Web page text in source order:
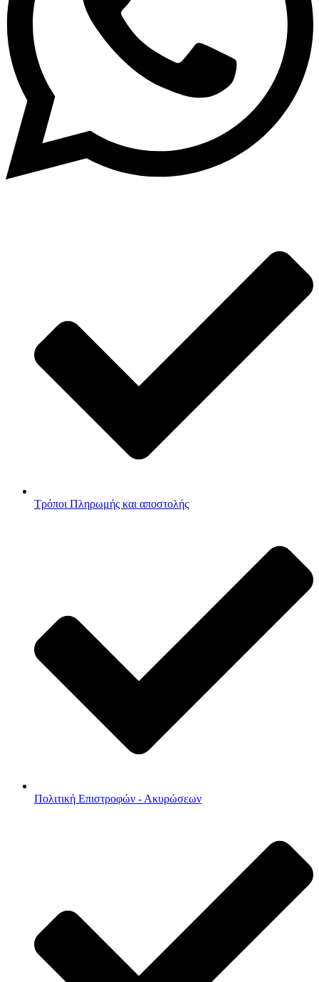
Τρόποι Πληρωμής και αποστολής
Πολιτική Επιστροφών - Ακυρώσεων